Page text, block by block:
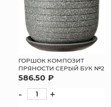
ГОРШОК КОМПОЗИТ
ПРЯНОСТИ СЕРЫЙ БУК №2
586.50 ₽
- +